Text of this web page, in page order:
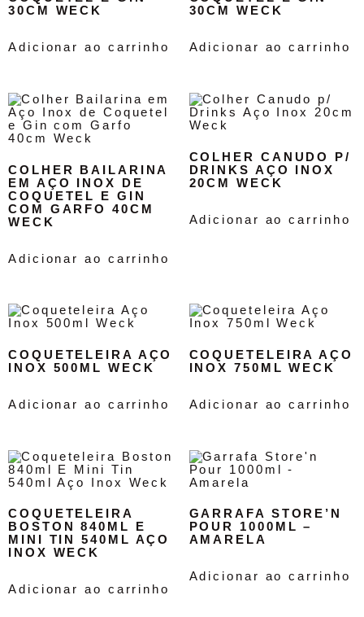
30CM WECK
Adicionar ao carrinho
30CM WECK
Adicionar ao carrinho
COLHER BAILARINA
EM AÇO INOX DE
COQUETEL E GIN
COM GARFO 40CM
WECK
Adicionar ao carrinho
COLHER CANUDO P/
DRINKS AÇO INOX
20CM WECK
Adicionar ao carrinho
COQUETELEIRA AÇO
INOX 500ML WECK
Adicionar ao carrinho
COQUETELEIRA AÇO
INOX 750ML WECK
Adicionar ao carrinho
COQUETELEIRA
BOSTON 840ML E
MINI TIN 540ML AÇO
INOX WECK
Adicionar ao carrinho
GARRAFA STORE’N
POUR 1000ML –
AMARELA
Adicionar ao carrinho